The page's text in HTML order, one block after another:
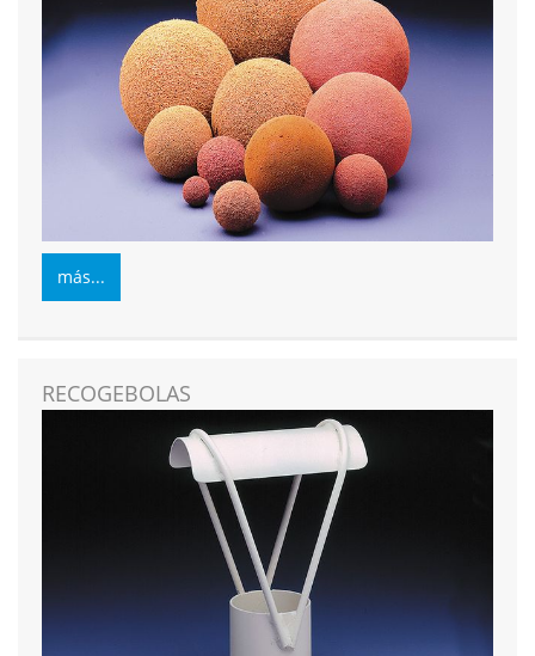
más...
RECOGEBOLAS